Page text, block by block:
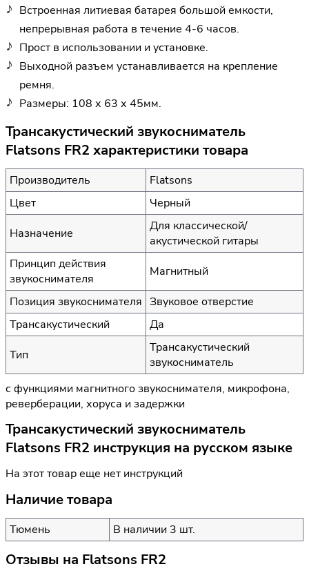
Встроенная литиевая батарея большой емкости,
непрерывная работа в течение 4-6 часов.
Прост в использовании и установке.
Выходной разъем устанавливается на крепление
ремня.
Размеры: 108 х 63 х 45мм.
Трансакустический звукосниматель
Flatsons FR2 характеристики товара
Производитель
Flatsons
Цвет
Черный
Назначение
Для классической/
акустической гитары
Принцип действия
звукоснимателя
Магнитный
Позиция звукоснимателя Звуковое отверстие
Трансакустический
Да
Тип
Трансакустический
звукосниматель
с функциями магнитного звукоснимателя, микрофона,
реверберации, хоруса и задержки
Трансакустический звукосниматель
Flatsons FR2 инструкция на русском языке
На этот товар еще нет инструкций
Наличие товара
Тюмень В наличии 3 шт.
Отзывы на Flatsons FR2